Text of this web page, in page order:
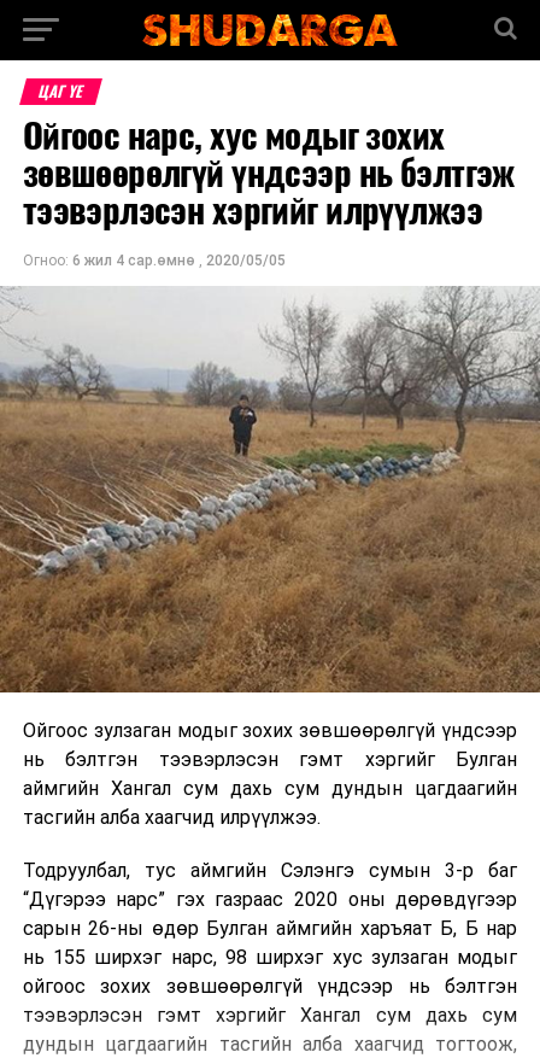
ЦАГ ҮЕ
Ойгоос нарс, хус модыг зохих
зөвшөөрөлгүй үндсээр нь бэлтгэж
тээвэрлэсэн хэргийг илрүүлжээ
Огноо: 6 жил 4 сар.өмнө , 2020/05/05
Ойгоос зулзаган модыг зохих зөвшөөрөлгүй үндсээр
нь бэлтгэн тээвэрлэсэн гэмт хэргийг Булган
аймгийн Хангал сум дахь сум дундын цагдаагийн
тасгийн алба хаагчид илрүүлжээ.
Тодруулбал, тус аймгийн Сэлэнгэ сумын 3-р баг
“Дүгэрээ нарс” гэх газраас 2020 оны дөрөвдүгээр
сарын 26-ны өдөр Булган аймгийн харъяат Б, Б нар
нь 155 ширхэг нарс, 98 ширхэг хус зулзаган модыг
ойгоос зохих зөвшөөрөлгүй үндсээр нь бэлтгэн
тээвэрлэсэн гэмт хэргийг Хангал сум дахь сум
дундын цагдаагийн тасгийн алба хаагчид тогтоож,